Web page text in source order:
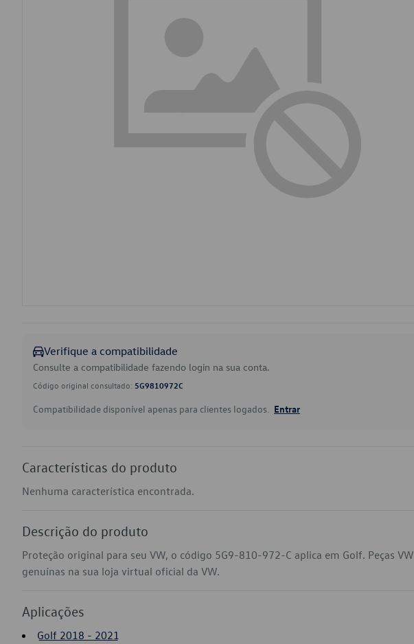
Verifique a compatibilidade
Consulte a compatibilidade fazendo login na sua conta.
Código original consultado: 5G9810972C
Compatibilidade disponível apenas para clientes logados. Entrar
Características do produto
Nenhuma característica encontrada.
Descrição do produto
Proteção original para seu VW, o código 5G9-810-972-C aplica em Golf. Peças VW
genuínas na sua loja virtual oficial da VW.
Aplicações
Golf 2018 - 2021